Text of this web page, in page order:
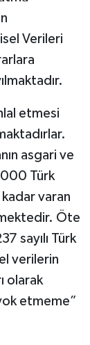
Verileri
etmesi
asgari ve
Türk
varan
Öte
sayılı Türk
verilerin
olarak
etmeme”